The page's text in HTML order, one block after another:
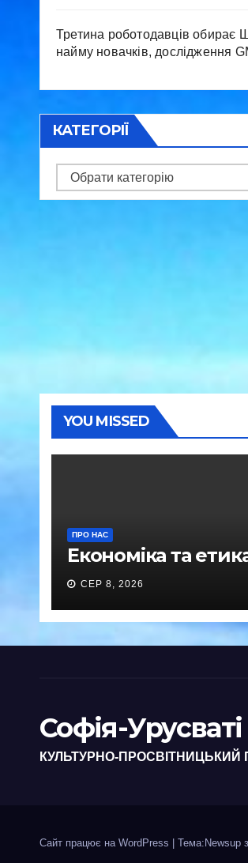
Третина роботодавців обирає
найму новачків, дослідження
КАТЕГОРІЇ
Категорії
YOU MISSED
ПРО НАС
Економіка та
СЕР 8, 2026
Софія-Урусваті
КУЛЬТУРНО-ПРОСВІТНИЦЬКИЙ
Сайт працює на WordPress Тема:Newsup